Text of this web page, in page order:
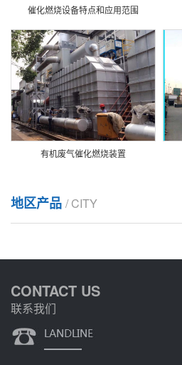
催化燃烧设备特点和应用范围
有机废气催化燃烧装置
地区产品 / CITY
CONTACT US
联系我们